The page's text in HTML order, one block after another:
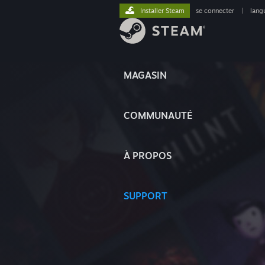
MAGASIN
COMMUNAUTÉ
À PROPOS
SUPPORT
Installer Steam se connecter